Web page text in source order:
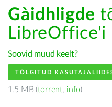
Gàidhligde
LibreOffice'i
Soovid muud keelt?
TÕLGITUD
1.5 MB (torrent, info)